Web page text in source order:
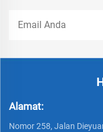
Alamat:
Nomor 258, Jalan